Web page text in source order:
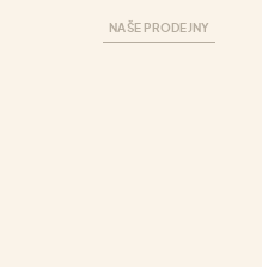
NAŠE PRODEJNY